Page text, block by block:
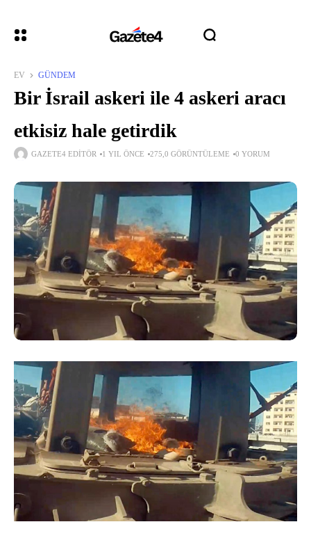
EV GÜNDEM
Bir İsrail askeri ile 4 askeri aracı
etkisiz hale getirdik
GAZETE4 EDITÖR 1 YIL ÖNCE 275,0 GÖRÜNTÜLEME 0 YORUM